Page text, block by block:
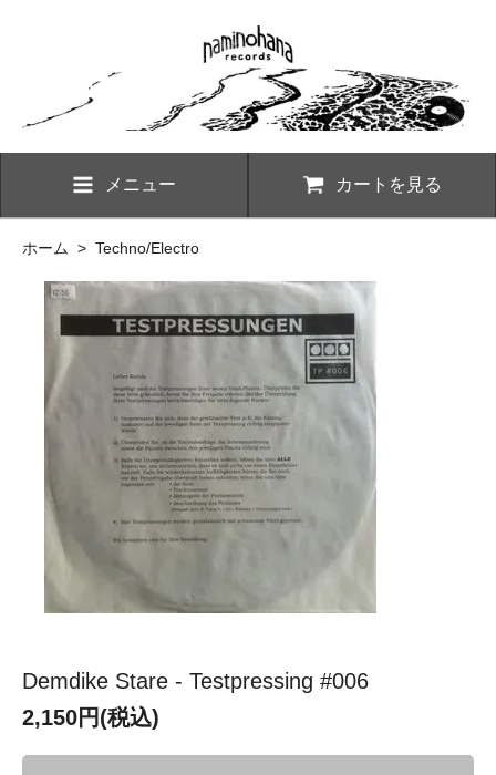
メニュー カートを見る
ホーム > Techno/Electro
Demdike Stare - Testpressing #006
2,150円(税込)